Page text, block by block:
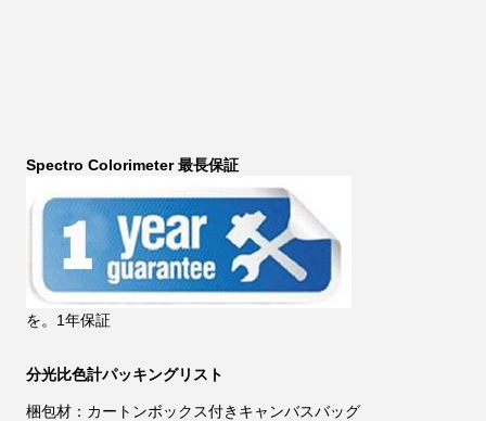
Spectro Colorimeter 最長保証
を。1年保証
分光比色計パッキングリスト
梱包材：カートンボックス付きキャンバスバッグ